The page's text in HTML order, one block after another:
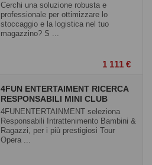
Cerchi una soluzione robusta e
professionale per ottimizzare lo
stoccaggio e la logistica nel tuo
magazzino? S ...
1 111 €
4FUN ENTERTAIMENT RICERCA
RESPONSABILI MINI CLUB
4FUNENTERTAINMENT seleziona
Responsabili Intrattenimento Bambini &
Ragazzi, per i più prestigiosi Tour
Opera ...